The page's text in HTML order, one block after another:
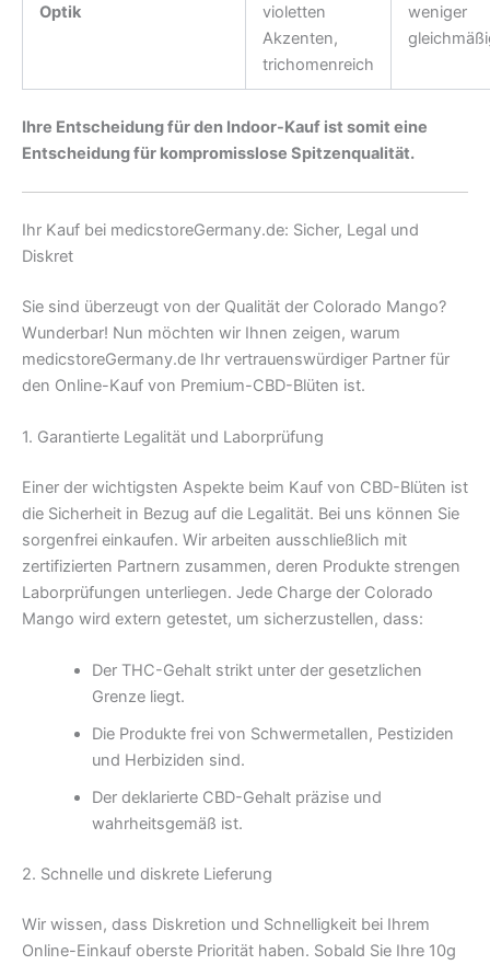
Optik
violetten
Akzenten,
trichomenreich
weniger
Ihre Entscheidung für den Indoor-Kauf ist somit eine
Entscheidung für kompromisslose Spitzenqualität.
Ihr Kauf bei medicstoreGermany.de: Sicher, Legal und
Diskret
Sie sind überzeugt von der Qualität der Colorado Mango?
Wunderbar! Nun möchten wir Ihnen zeigen, warum
medicstoreGermany.de Ihr vertrauenswürdiger Partner für
den Online-Kauf von Premium-CBD-Blüten ist.
1. Garantierte Legalität und Laborprüfung
Einer der wichtigsten Aspekte beim Kauf von CBD-Blüten ist
die Sicherheit in Bezug auf die Legalität. Bei uns können Sie
sorgenfrei einkaufen. Wir arbeiten ausschließlich mit
zertifizierten Partnern zusammen, deren Produkte strengen
Laborprüfungen unterliegen. Jede Charge der Colorado
Mango wird extern getestet, um sicherzustellen, dass:
Der THC-Gehalt strikt unter der gesetzlichen
Grenze liegt.
Die Produkte frei von Schwermetallen, Pestiziden
und Herbiziden sind.
Der deklarierte CBD-Gehalt präzise und
wahrheitsgemäß ist.
2. Schnelle und diskrete Lieferung
Wir wissen, dass Diskretion und Schnelligkeit bei Ihrem
Online-Einkauf oberste Priorität haben. Sobald Sie Ihre 10g